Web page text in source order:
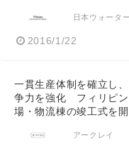
日本ウォータ
2016/1/22
一貫生産体制を確立し
争力を強化 フィリピン
場・物流棟の竣工式を
アークレイ